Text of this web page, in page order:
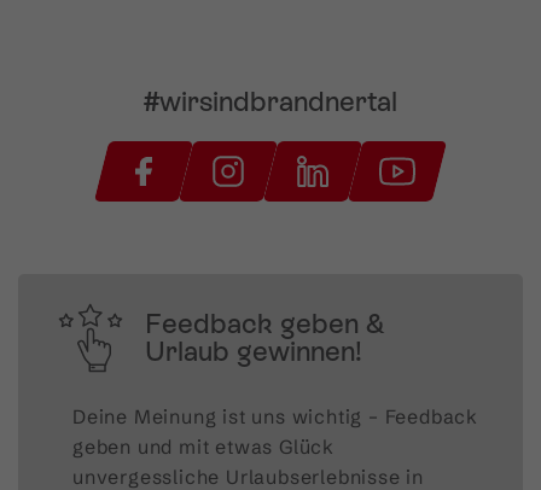
#wirsindbrandnertal
Feedback geben &
Urlaub gewinnen!
Deine Meinung ist uns wichtig – Feedback
geben und mit etwas Glück
unvergessliche Urlaubserlebnisse in